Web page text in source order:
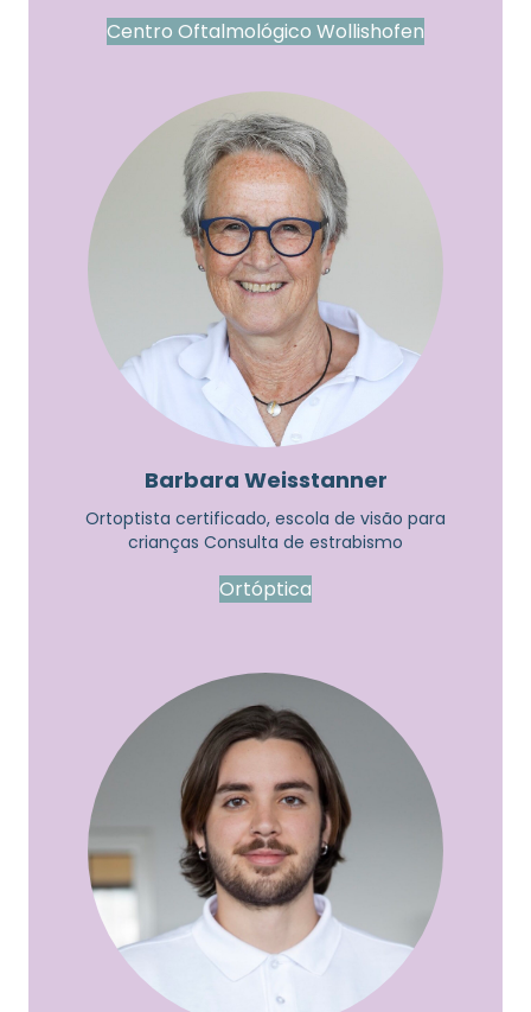
Centro Oftalmológico Wollishofen
Barbara Weisstanner
Ortoptista certificado, escola de visão para
crianças Consulta de estrabismo
Ortóptica